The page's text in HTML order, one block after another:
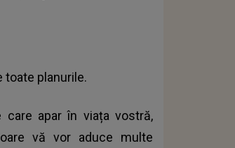
toate planurile.
apar în viața vostră,
vă vor aduce multe